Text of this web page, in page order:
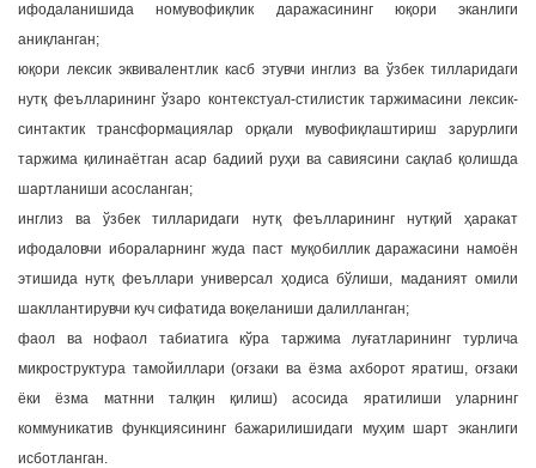
ифодаланишида номувофиқлик даражасининг юқори эканлиги
аниқланган;
юқори лексик эквивалентлик касб этувчи инглиз ва ўзбек тилларидаги
нутқ феълларининг ўзаро контекстуал-стилистик таржимасини лексик-
синтактик трансформациялар орқали мувофиқлаштириш зарурлиги
таржима қилинаётган асар бадиий руҳи ва савиясини сақлаб қолишда
шартланиши асосланган;
инглиз ва ўзбек тилларидаги нутқ феълларининг нутқий ҳаракат
ифодаловчи ибораларнинг жуда паст муқобиллик даражасини намоён
этишида нутқ феъллари универсал ҳодиса бўлиши, маданият омили
шакллантирувчи куч сифатида воқеланиши далилланган;
фаол ва нофаол табиатига кўра таржима луғатларининг турлича
микроструктура тамойиллари (оғзаки ва ёзма ахборот яратиш, оғзаки
ёки ёзма матнни талқин қилиш) асосида яратилиши уларнинг
коммуникатив функциясининг бажарилишидаги муҳим шарт эканлиги
исботланган.